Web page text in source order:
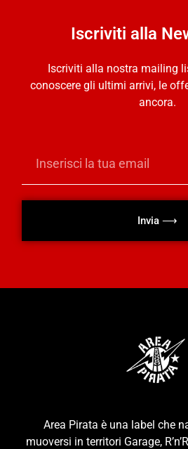
Iscriviti alla
Iscriviti alla nostra mailing
conoscere gli ultimi arrivi, le
ancora.
Invia ⟶
Area Pirata è una label che
muoversi in territori Garage,